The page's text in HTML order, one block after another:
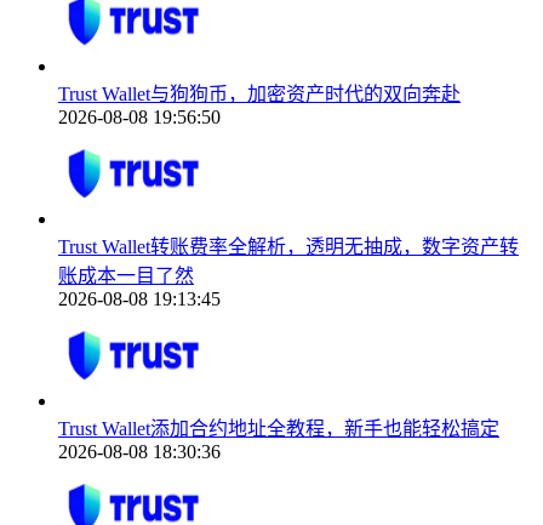
Trust Wallet与狗狗币，加密资产时代的双向奔赴
2026-08-08 19:56:50
Trust Wallet转账费率全解析，透明无抽成，数字资产转
账成本一目了然
2026-08-08 19:13:45
Trust Wallet添加合约地址全教程，新手也能轻松搞定
2026-08-08 18:30:36